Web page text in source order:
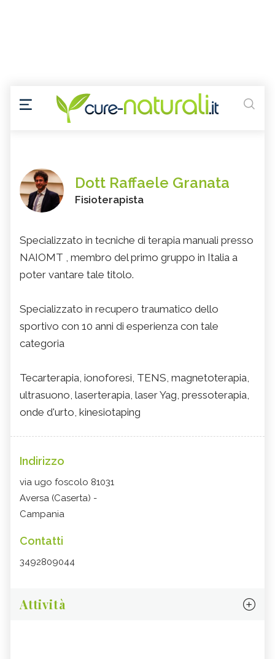
Dott Raffaele Granata
Fisioterapista
Specializzato in tecniche di terapia manuali presso
NAIOMT , membro del primo gruppo in Italia a
poter vantare tale titolo.
Specializzato in recupero traumatico dello
sportivo con 10 anni di esperienza con tale
categoria
Tecarterapia, ionoforesi, TENS, magnetoterapia,
ultrasuono, laserterapia, laser Yag, pressoterapia,
onde d'urto, kinesiotaping
Indirizzo
via ugo foscolo 81031
Aversa (Caserta) -
Campania
Contatti
3492809044
Attività